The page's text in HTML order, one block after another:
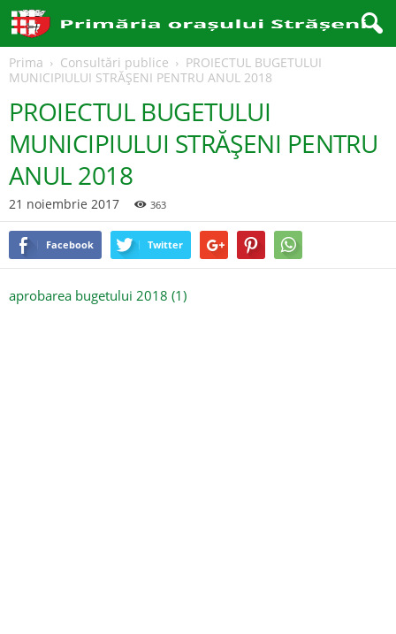
Prima Consultări publice
PROIECTUL BUGETULUI
MUNICIPIULUI STRĂŞENI PENTRU ANUL 2018
PROIECTUL BUGETULUI
MUNICIPIULUI STRĂŞENI PENTRU
ANUL 2018
21 noiembrie 2017 363
Facebook Twitter
aprobarea bugetului 2018 (1)